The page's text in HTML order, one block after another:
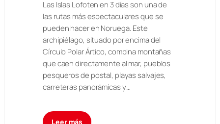
Las Islas Lofoten en 3 días son una de
las rutas más espectaculares que se
pueden hacer en Noruega. Este
archipiélago, situado por encima del
Círculo Polar Ártico, combina montañas
que caen directamente al mar, pueblos
pesqueros de postal, playas salvajes,
carreteras panorámicas y…
Leer más